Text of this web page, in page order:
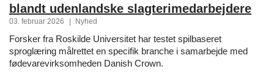
blandt udenlandske slagterimedarbejdere
03. februar 2026 | Nyhed
Forsker fra Roskilde Universitet har testet spilbaseret
sproglæring målrettet en specifik branche i samarbejde med
fødevarevirksomheden Danish Crown.